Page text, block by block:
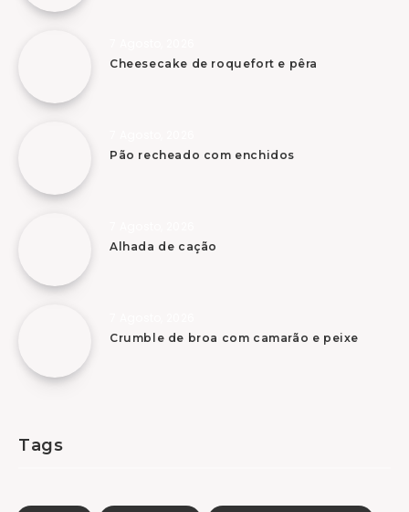
Cheesecake de roquefort e pêra
Pão recheado com enchidos
Alhada de cação
Crumble de broa com camarão e peixe
Tags